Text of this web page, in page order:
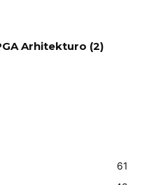
Arhitekturo (2)
61